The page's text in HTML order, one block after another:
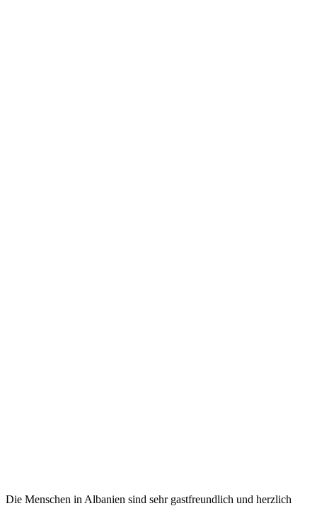
Die Menschen in Albanien sind sehr gastfreundlich und herzlich